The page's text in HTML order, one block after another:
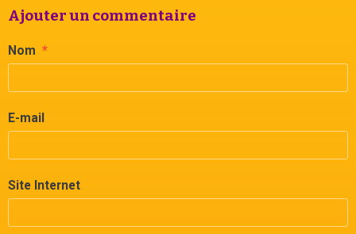
Ajouter un commentaire
Nom
E-mail
Site Internet